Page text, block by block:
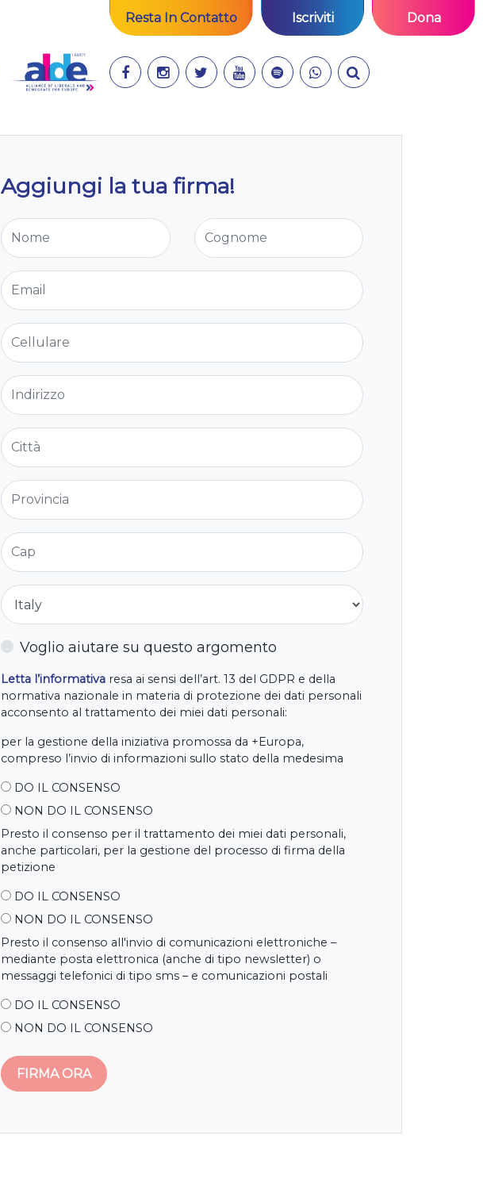
Resta In Contatto Iscriviti Dona
Aggiungi la tua firma!
Nome Cognome
Email
Cellulare
Indirizzo
Città
Provincia
Cap
Nazione
Voglio aiutare su questo argomento
Letta l’informativa resa ai sensi dell’art. 13 del GDPR e della
normativa nazionale in materia di protezione dei dati personali
acconsento al trattamento dei miei dati personali:
per la gestione della iniziativa promossa da +Europa,
compreso l’invio di informazioni sullo stato della medesima
DO IL CONSENSO
NON DO IL CONSENSO
Presto il consenso per il trattamento dei miei dati personali,
anche particolari, per la gestione del processo di firma della
petizione
DO IL CONSENSO
NON DO IL CONSENSO
Presto il consenso all'invio di comunicazioni elettroniche –
mediante posta elettronica (anche di tipo newsletter) o
messaggi telefonici di tipo sms – e comunicazioni postali
DO IL CONSENSO
NON DO IL CONSENSO